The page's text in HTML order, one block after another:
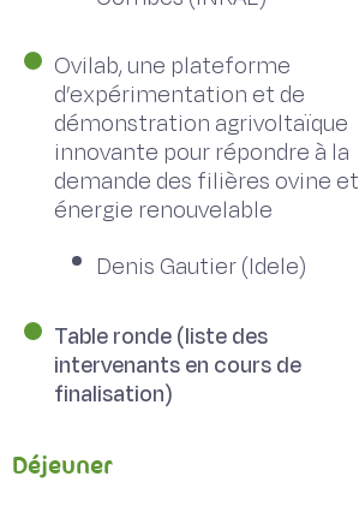
Ovilab, une plateforme
d’expérimentation et de
démonstration agrivoltaïque
innovante pour répondre à la
demande des filières ovine et
énergie renouvelable
Denis Gautier (Idele)
Table ronde (liste des
intervenants en cours de
finalisation)
Déjeuner